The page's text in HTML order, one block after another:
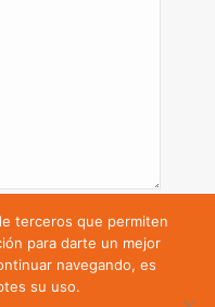
de privacidad de
Sardón S.L.
terceros que permiten
para darte un mejor
navegando, es
su uso.